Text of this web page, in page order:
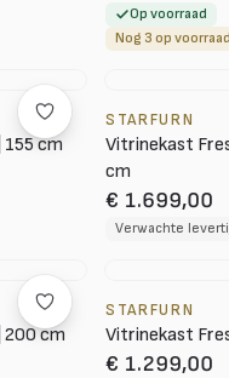
Op voorraad
Nog 3 op voorraad
155 cm
STARFURN
Vitrinekast
cm
€ 1.699,00
Verwachte
200 cm
STARFURN
Vitrinekast
€ 1.299,00